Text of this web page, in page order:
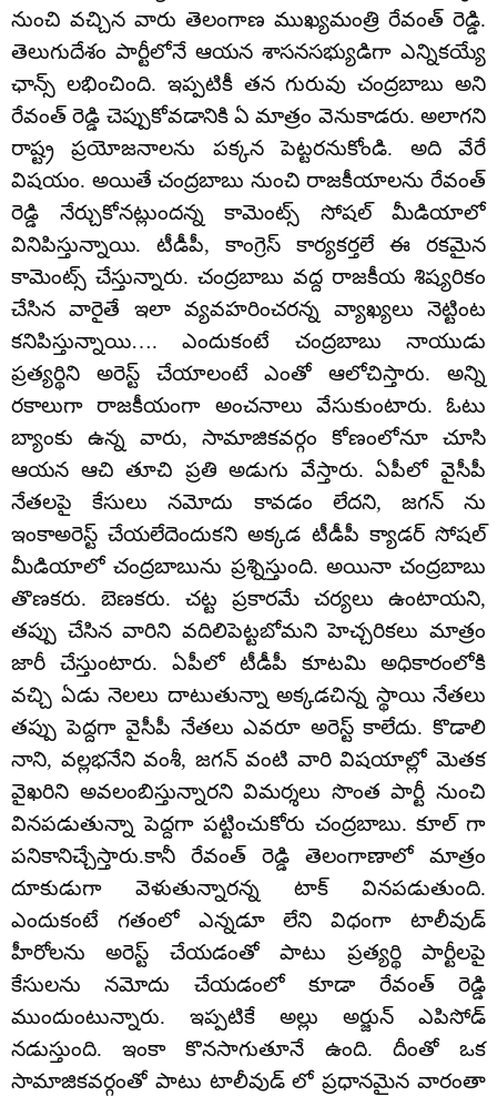
నుంచి వచ్చిన వారు తెలంగాణ ముఖ్యమంత్రి రేవంత్ రెడ్డి.
తెలుగుదేశం పార్టీలోనే ఆయన శాసనసభ్యుడిగా ఎన్నికయ్యే
ఛాన్స్ లభించింది. ఇప్పటికీ తన గురువు చంద్రబాబు అని
రేవంత్ రెడ్డి చెప్పుకోవడానికి ఏ మాత్రం వెనుకాడరు. అలాగని
రాష్ట్ర ప్రయోజనాలను పక్కన పెట్టరనుకోండి. అది వేరే
విషయం. అయితే చంద్రబాబు నుంచి రాజకీయాలను రేవంత్
రెడ్డి నేర్చుకోనట్లుందన్న కామెంట్స్ సోషల్ మీడియాలో
వినిపిస్తున్నాయి. టీడీపీ, కాంగ్రెస్ కార్యకర్తలే ఈ రకమైన
కామెంట్స్ చేస్తున్నారు. చంద్రబాబు వద్ద రాజకీయ శిష్యరికం
చేసిన వారైతే ఇలా వ్యవహరించరన్న వ్యాఖ్యలు నెట్టింట
కనిపిస్తున్నాయి…. ఎందుకంటే చంద్రబాబు నాయుడు
ప్రత్యర్థిని అరెస్ట్ చేయాలంటే ఎంతో ఆలోచిస్తారు. అన్ని
రకాలుగా రాజకీయంగా అంచనాలు వేసుకుంటారు. ఓటు
బ్యాంకు ఉన్న వారు, సామాజికవర్గం కోణంలోనూ చూసి
ఆయన ఆచి తూచి ప్రతి అడుగు వేస్తారు. ఏపీలో వైసీపీ
నేతలపై కేసులు నమోదు కావడం లేదని, జగన్ ను
ఇంకాఅరెస్ట్ చేయలేదెందుకని అక్కడ టీడీపీ క్యాడర్ సోషల్
మీడియాలో చంద్రబాబును ప్రశ్నిస్తుంది. అయినా చంద్రబాబు
తొణకరు. బెణకరు. చట్ట ప్రకారమే చర్యలు ఉంటాయని,
తప్పు చేసిన వారిని వదిలిపెట్టబోమని హెచ్చరికలు మాత్రం
జారీ చేస్తుంటారు. ఏపీలో టీడీపీ కూటమి అధికారంలోకి
వచ్చి ఏడు నెలలు దాటుతున్నా అక్కడచిన్న స్థాయి నేతలు
తప్పు పెద్దగా వైసీపీ నేతలు ఎవరూ అరెస్ట్ కాలేదు. కొడాలి
నాని, వల్లభనేని వంశీ, జగన్ వంటి వారి విషయాల్లో మెతక
వైఖరిని అవలంబిస్తున్నారని విమర్శలు సొంత పార్టీ నుంచి
వినపడుతున్నా పెద్దగా పట్టించుకోరు చంద్రబాబు. కూల్ గా
పనికానిచ్చేస్తారు.కానీ రేవంత్ రెడ్డి తెలంగాణాలో మాత్రం
దూకుడుగా వెళుతున్నారన్న టాక్ వినపడుతుంది.
ఎందుకంటే గతంలో ఎన్నడూ లేని విధంగా టాలీవుడ్
హీరోలను అరెస్ట్ చేయడంతో పాటు ప్రత్యర్థి పార్టీలపై
కేసులను నమోదు చేయడంలో కూడా రేవంత్ రెడ్డి
ముందుంటున్నారు. ఇప్పటికే అల్లు అర్జున్ ఎపిసోడ్
నడుస్తుంది. ఇంకా కొనసాగుతూనే ఉంది. దీంతో ఒక
సామాజికవర్గంతో పాటు టాలీవుడ్ లో ప్రధానమైన వారంతా